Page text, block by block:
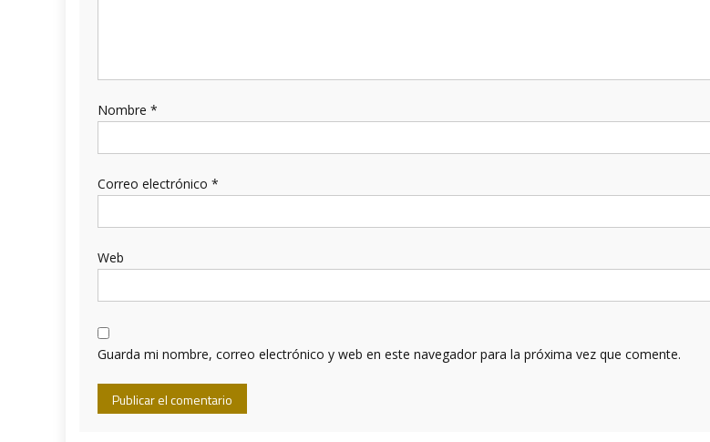
Nombre *
Correo electrónico *
Web
Guarda mi nombre, correo electrónico y web en este navegador para la próxima vez que comente.